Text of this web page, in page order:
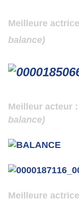
Meilleure
balance)
Meilleur acteur :
balance)
Meilleure